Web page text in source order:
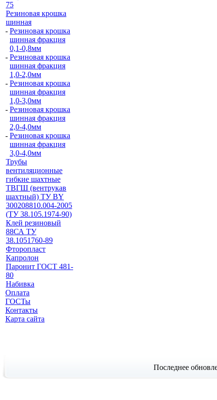
75
Резиновая крошка
шинная
- Резиновая крошка
шинная фракция
0,1-0,8мм
- Резиновая крошка
шинная фракция
1,0-2,0мм
- Резиновая крошка
шинная фракция
1,0-3,0мм
- Резиновая крошка
шинная фракция
2,0-4,0мм
- Резиновая крошка
шинная фракция
3,0-4,0мм
Трубы
вентиляционные
гибкие шахтные
ТВГШ (вентрукав
шахтный) ТУ BY
300208810.004-2005
(ТУ 38.105.1974-90)
Клей резиновый
88СА ТУ
38.1051760-89
Фторопласт
Капролон
Паронит ГОСТ 481-
80
Набивка
Оплата
ГОСТы
Контакты
Карта сайта
Последнее